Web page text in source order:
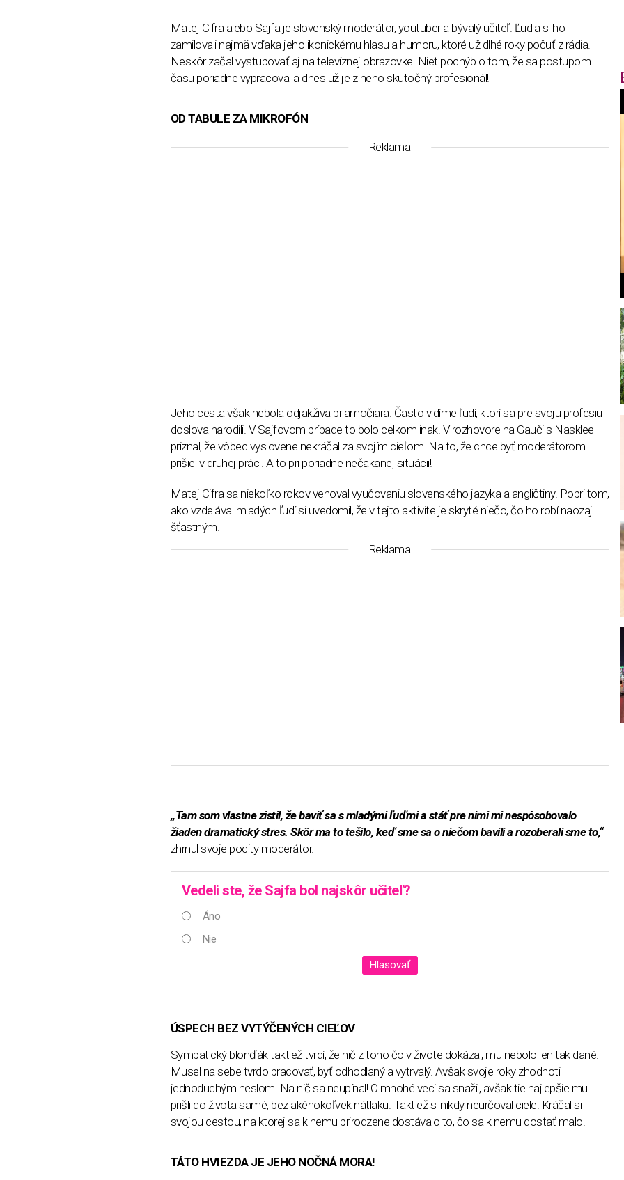
Matej Cifra alebo Sajfa je slovenský moderátor, youtuber a bývalý učiteľ. Ľudia si ho
zamilovali najmä vďaka jeho ikonickému hlasu a humoru, ktoré už dlhé roky počuť z rádia.
Neskôr začal vystupovať aj na televíznej obrazovke. Niet pochýb o tom, že sa postupom
času poriadne vypracoval a dnes už je z neho skutočný profesionál!
OD TABULE ZA MIKROFÓN
Reklama
Jeho cesta však nebola odjakživa priamočiara. Často vidíme ľudí, ktorí sa pre svoju profesiu
doslova narodili. V Sajfovom prípade to bolo celkom inak. V rozhovore na Gauči s Nasklee
priznal, že vôbec vyslovene nekráčal za svojím cieľom. Na to, že chce byť moderátorom
prišiel v druhej práci. A to pri poriadne nečakanej situácii!
Matej Cifra sa niekoľko rokov venoval vyučovaniu slovenského jazyka a angličtiny. Popri tom,
ako vzdelával mladých ľudí si uvedomil, že v tejto aktivite je skryté niečo, čo ho robí naozaj
šťastným.
Reklama
,,Tam som vlastne zistil, že baviť sa s mladými ľuďmi a stáť pre nimi mi nespôsobovalo
žiaden dramatický stres. Skôr ma to tešilo, keď sme sa o niečom bavili a rozoberali sme to,“
zhrnul svoje pocity moderátor.
Vedeli ste, že Sajfa bol najskôr učiteľ?
Áno
Nie
Hlasovať
ÚSPECH BEZ VYTÝČENÝCH CIEĽOV
Sympatický blonďák taktiež tvrdí, že nič z toho čo v živote dokázal, mu nebolo len tak dané.
Musel na sebe tvrdo pracovať, byť odhodlaný a vytrvalý. Avšak svoje roky zhodnotil
jednoduchým heslom. Na nič sa neupínal! O mnohé veci sa snažil, avšak tie najlepšie mu
prišli do života samé, bez akéhokoľvek nátlaku. Taktiež si nikdy neurčoval ciele. Kráčal si
svojou cestou, na ktorej sa k nemu prirodzene dostávalo to, čo sa k nemu dostať malo.
TÁTO HVIEZDA JE JEHO NOČNÁ MORA!
f
u
s
s
l